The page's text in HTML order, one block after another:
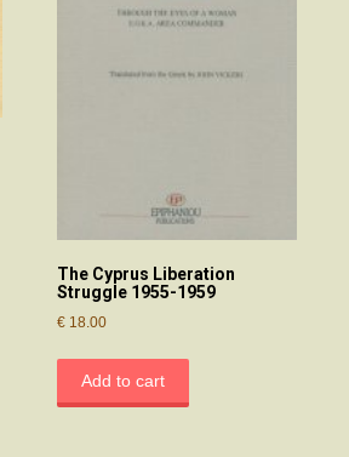
The Cyprus Liberation
Struggle 1955-1959
€18.00
Add to cart